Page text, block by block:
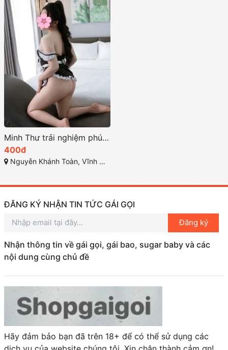
Minh Thư trải nghiệm phút giây thăng hoa không thể quên
400đ
Nguyễn Khánh Toàn, Vĩnh Hải, Nha Trang
ĐĂNG KÝ NHẬN TIN TỨC GÁI GỌI
Đăng ký
Nhận thông tin về gái gọi, gái bao, sugar baby và các
nội dung cùng chủ đề
Hãy đảm bảo bạn đã trên 18+ để có thể sử dụng các